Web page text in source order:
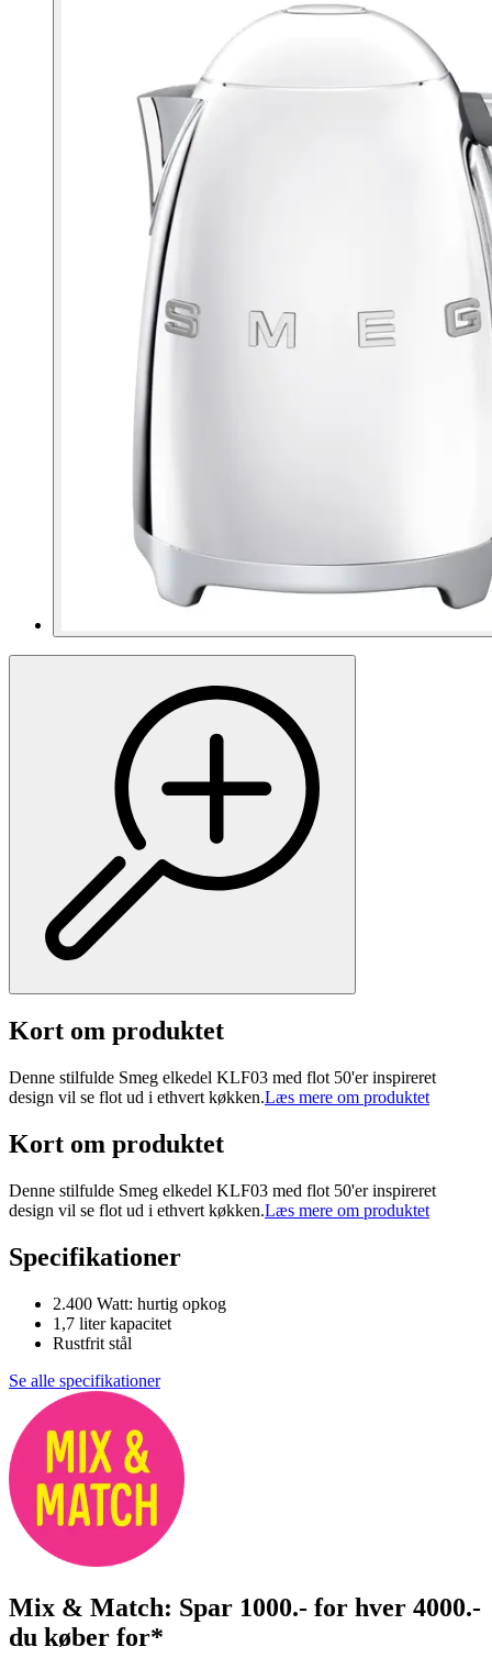
Kort om produktet
Denne stilfulde Smeg elkedel KLF03 med flot 50'er inspireret
design vil se flot ud i ethvert køkken.Læs mere om produktet
Kort om produktet
Denne stilfulde Smeg elkedel KLF03 med flot 50'er inspireret
design vil se flot ud i ethvert køkken.Læs mere om produktet
Specifikationer
2.400 Watt: hurtig opkog
1,7 liter kapacitet
Rustfrit stål
Se alle specifikationer
Mix & Match: Spar 1000.- for hver 4000.-
du køber for*